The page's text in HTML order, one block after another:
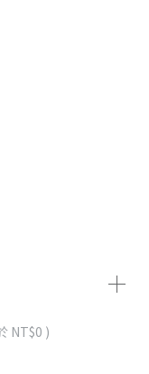
NT$0 )